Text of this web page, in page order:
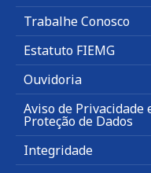
Trabalhe Conosco
Estatuto FIEMG
Ouvidoria
Aviso de Privacidade
Proteção de Dados
Integridade